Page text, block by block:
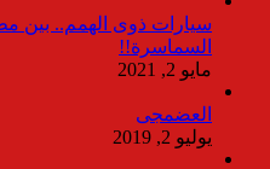
سيارات ذوى الهمم.. بين
السماسرة!!
مايو 2, 2021
العضمجى
يوليو 2, 2019